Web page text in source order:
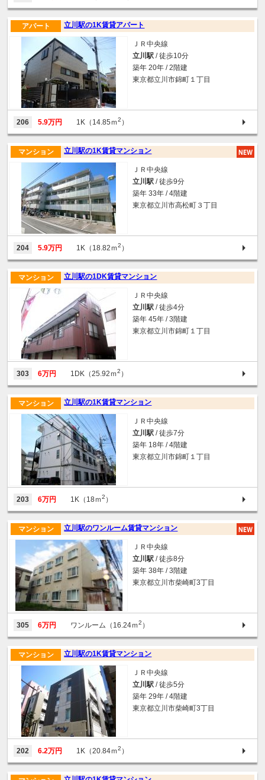
立川駅の1K賃貸アパート
アパート
ＪＲ中央線
立川駅 / 徒歩10分
築年 20年 / 2階建
東京都立川市錦町１丁目
206 5.9万円 1K（14.85ｍ2 ）
立川駅の1K賃貸マンション
マンション
ＪＲ中央線
立川駅 / 徒歩9分
築年 33年 / 4階建
東京都立川市高松町３丁目
204 5.9万円 1K（18.82ｍ2 ）
立川駅の1DK賃貸マンション
マンション
ＪＲ中央線
立川駅 / 徒歩4分
築年 45年 / 3階建
東京都立川市錦町１丁目
303 6万円 1DK（25.92ｍ2 ）
立川駅の1K賃貸マンション
マンション
ＪＲ中央線
立川駅 / 徒歩7分
築年 18年 / 4階建
東京都立川市錦町１丁目
203 6万円 1K（18ｍ2 ）
立川駅のワンルーム賃貸マンション
マンション
ＪＲ中央線
立川駅 / 徒歩8分
築年 38年 / 3階建
東京都立川市柴崎町3丁目
305 6万円 ワンルーム（16.24ｍ2 ）
立川駅の1K賃貸マンション
マンション
ＪＲ中央線
立川駅 / 徒歩5分
築年 29年 / 4階建
東京都立川市柴崎町3丁目
202 6.2万円 1K（20.84ｍ2 ）